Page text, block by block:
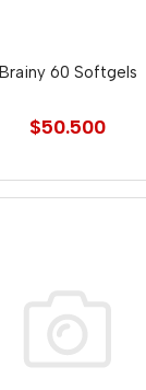
Brainy 60 Softgels
$50.500